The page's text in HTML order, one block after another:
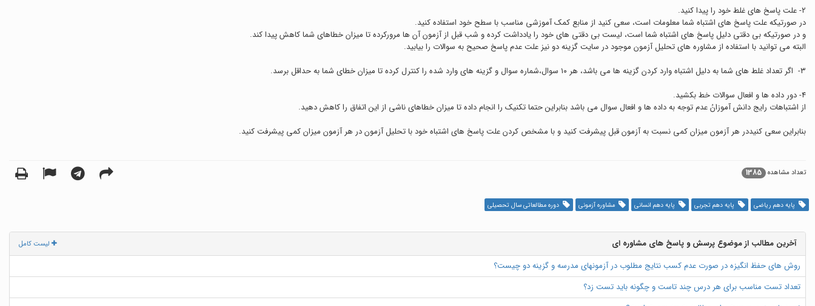
۲- علت پاسخ های غلط خود را پیدا کنید.
در صورتیکه علت پاسخ های اشتباه شما معلومات است، سعی کنید از منابع کمک آموزشی مناسب با سطح خود استفاده کنید.
و در صورتیکه بی دقتی دلیل پاسخ های اشتباه شما است، لیست بی دقتی های خود را یادداشت کرده و شب قبل از آزمون آن ها مرورکرده تا میزان خطاهای شما کاهش پیدا کند.
البته می توانید با استفاده از مشاوره های تحلیل آزمون موجود در سایت گزینه دو نیز علت عدم پاسخ صحیح به سوالات را بیابید.
۳- اگر تعداد غلط های شما به دلیل اشتباه وارد کردن گزینه ها می باشد، هر ١٠ سوال،شماره سوال و گزینه های وارد شده را کنترل کرده تا میزان خطای شما به حداقل برسد.
۴- دور داده ها و افعال سوالات خط بکشید.
از اشتباهات رایج دانش آموزانُ عدم توجه به داده ها و افعال سوال می باشد بنابراین حتما تکنیک را انجام داده تا میزان خطاهای ناشی از این اتفاق را کاهش دهید.
بنابراین سعی کنیددر هر آزمون میزان کمی نسبت به آزمون قبل پیشرفت کنید و با مشخص کردن علت پاسخ های اشتباه خود با تحلیل آزمون در هر آزمون میزان کمی پیشرفت کنید.
تعداد مشاهده 1385
پایه دهم ریاضی پایه دهم تجربی پایه دهم انسانی مشاوره آزمونی دوره مطالعاتی سال تحصیلی
لیست کامل
آخرین مطالب از موضوع پرسش و پاسخ های مشاوره ای
روش های حفظ انگیزه در صورت عدم کسب نتایج مطلوب در آزمونهای مدرسه و گزینه دو چیست؟
تعداد تست مناسب برای هر درس چند تاست و چگونه باید تست زد؟